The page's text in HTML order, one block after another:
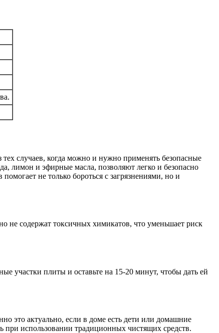
случаев, когда можно и нужно применять безопасные
лимон и эфирные масла, позволяют легко и безопасно
не только бороться с загрязнениями, но и
не содержат токсичных химикатов, что уменьшает риск
участки плиты и оставьте на 15-20 минут, чтобы дать ей
это актуально, если в доме есть дети или домашние
при использовании традиционных чистящих средств.